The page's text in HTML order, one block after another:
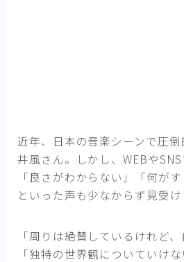
近年、日本の音楽シーンで圧
井風さん。しかし、WEBやSNS
「良さがわからない」「何が
といった声も少なからず見受け
「周りは絶賛しているけれど
「独特の世界観についていけ